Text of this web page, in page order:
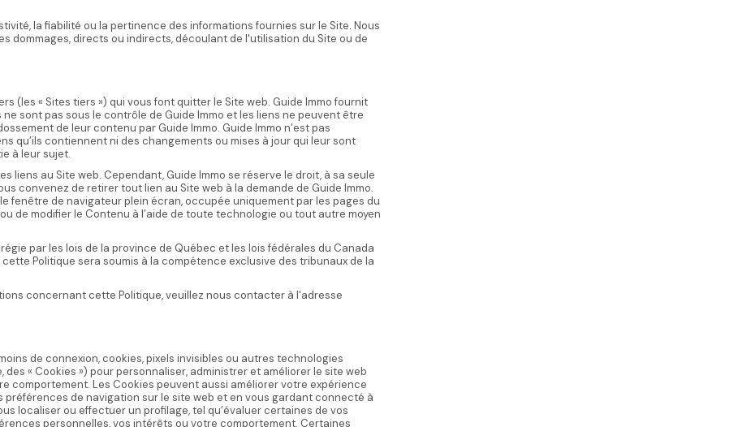
la fiabilité ou la pertinence des informations fournies sur le Site. Nous
dommages, directs ou indirects, découlant de l'utilisation du Site ou de
(les « Sites tiers ») qui vous font quitter le Site web. Guide Immo fournit
sont pas sous le contrôle de Guide Immo et les liens ne peuvent être
de leur contenu par Guide Immo. Guide Immo n’est pas
qu’ils contiennent ni des changements ou mises à jour qui leur sont
à leur sujet.
liens au Site web. Cependant, Guide Immo se réserve le droit, à sa seule
convenez de retirer tout lien au Site web à la demande de Guide Immo.
fenêtre de navigateur plein écran, occupée uniquement par les pages du
de modifier le Contenu à l’aide de toute technologie ou tout autre moyen
par les lois de la province de Québec et les lois fédérales du Canada
Politique sera soumis à la compétence exclusive des tribunaux de la
concernant cette Politique, veuillez nous contacter à l'adresse
de connexion, cookies, pixels invisibles ou autres technologies
« Cookies ») pour personnaliser, administrer et améliorer le site web
comportement. Les Cookies peuvent aussi améliorer votre expérience
de navigation sur le site web et en vous gardant connecté à
localiser ou effectuer un profilage, tel qu’évaluer certaines de vos
personnelles, vos intérêts ou votre comportement. Certaines